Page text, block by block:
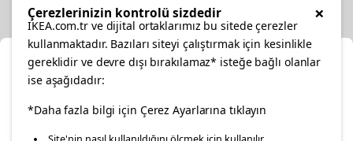
facebooktwitterinstagrampinterestyoutube
Select Location
×
Çerezlerinizin kontrolü sizdedir
IKEA.com.tr ve dijital ortaklarımız bu sitede çerezler
kullanmaktadır. Bazıları siteyi çalıştırmak için kesinlikle
gereklidir ve devre dışı bırakılamaz* isteğe bağlı olanlar
ise aşağıdadır:
*Daha fazla bilgi için Çerez Ayarlarına tıklayın